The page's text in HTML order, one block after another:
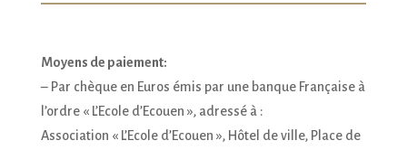
Moyens de paiement:
– Par chèque en Euros émis par une banque Française à
l’ordre « L’Ecole d’Ecouen », adressé à :
Association « L’Ecole d’Ecouen », Hôtel de ville, Place de